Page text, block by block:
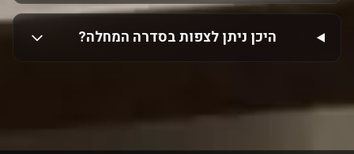
היכן ניתן לצפות בסדרה המחלה?